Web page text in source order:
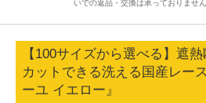
いでの返品・交換は承っておりませ
【100サイズから選べる】遮
カットできる洗える国産レー
ーユ イエロー』